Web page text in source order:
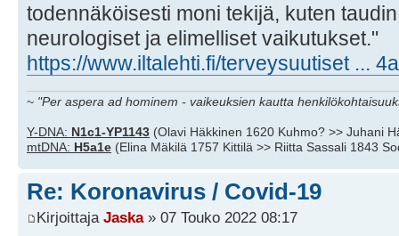
todennäköisesti moni tekijä, kuten
neurologiset ja elimelliset vaikutukset."
https://www.iltalehti.fi/terveysuutiset ...
~ "Per aspera ad hominem - vaikeuksien kautta
Y-DNA: N1c1-YP1143 (Olavi Häkkinen 1620 Kuhmo? >> Juhani
mtDNA: H5a1e (Elina Mäkilä 1757 Kittilä >> Riitta Sassali 1843
Re: Koronavirus / Covid-19
Kirjoittaja Jaska» 07 Touko 2022 08:17